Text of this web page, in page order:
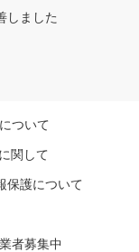
しました
ついて
関して
保護について
者募集中